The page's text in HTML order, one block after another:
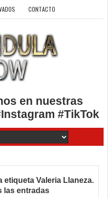
CONTACTO
en nuestras
#TikTok
etiqueta Valeria Llaneza.
las entradas